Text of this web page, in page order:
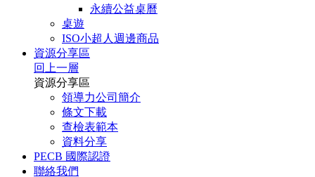
永續公益桌曆
桌遊
ISO小超人週邊商品
資源分享區
回上一層
資源分享區
領導力公司簡介
條文下載
查檢表範本
資料分享
PECB 國際認證
聯絡我們